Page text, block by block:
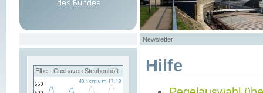
Newsletter
Elbe - Cuxhaven Steubenhöft Hilfe